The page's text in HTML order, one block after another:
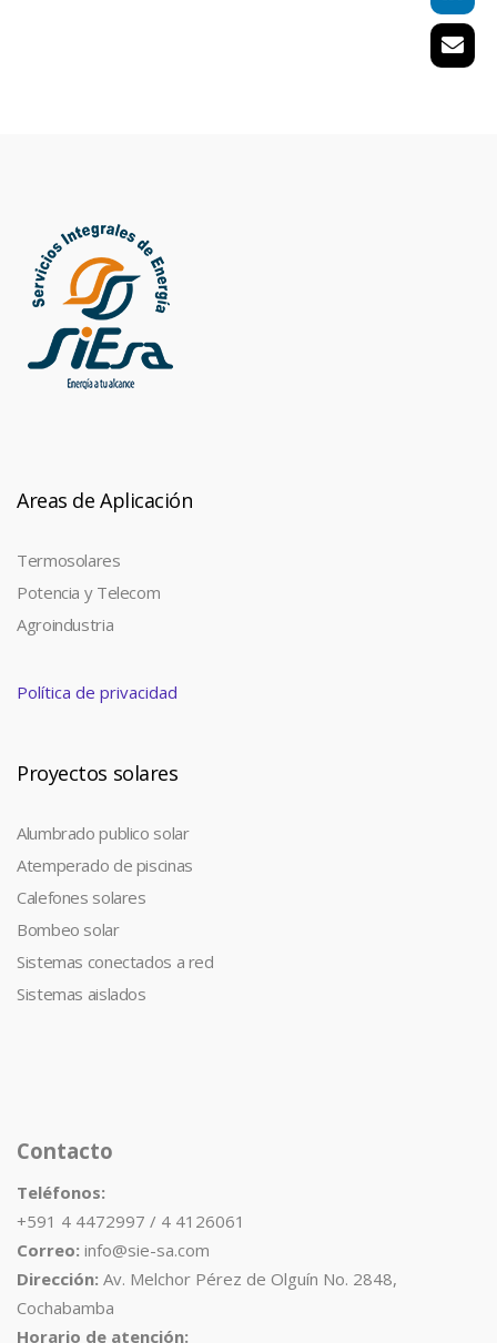
Areas de Aplicación
Termosolares
Potencia y Telecom
Agroindustria
Política de privacidad
Proyectos solares
Alumbrado publico solar
Atemperado de piscinas
Calefones solares
Bombeo solar
Sistemas conectados a red
Sistemas aislados
Contacto
Teléfonos:
+591 4 4472997 / 4 4126061
Correo: info@sie-sa.com
Dirección: Av. Melchor Pérez de Olguín No. 2848,
Cochabamba
Horario de atención: